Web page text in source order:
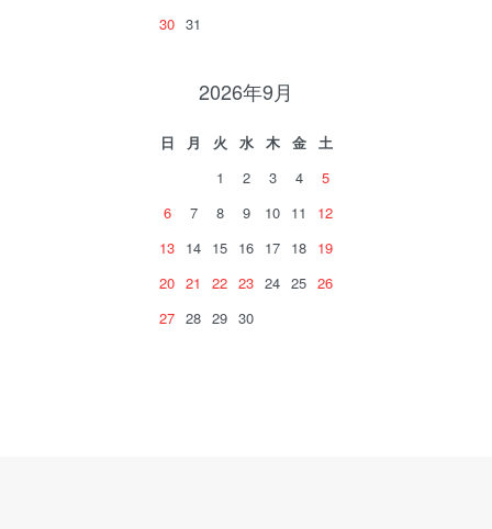
30 31
2026年9月
日 月 火 水 木 金
土
1
2 3 4
5
6
7 8 9 10 11
12
13 14 15 16 17 18 19
20 21 22 23 24 25 26
27 28 29 30